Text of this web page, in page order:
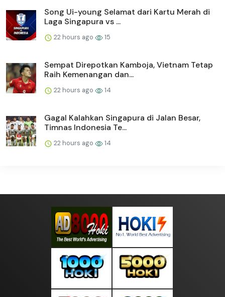
Song Ui-young Selamat dari Kartu Merah di
Laga Singapura vs ...
22 hours ago 15
Sempat Direpotkan Kamboja, Vietnam Tetap
Raih Kemenangan dan...
22 hours ago 14
Gagal Kalahkan Singapura di Jalan Besar,
Timnas Indonesia Te...
22 hours ago 14